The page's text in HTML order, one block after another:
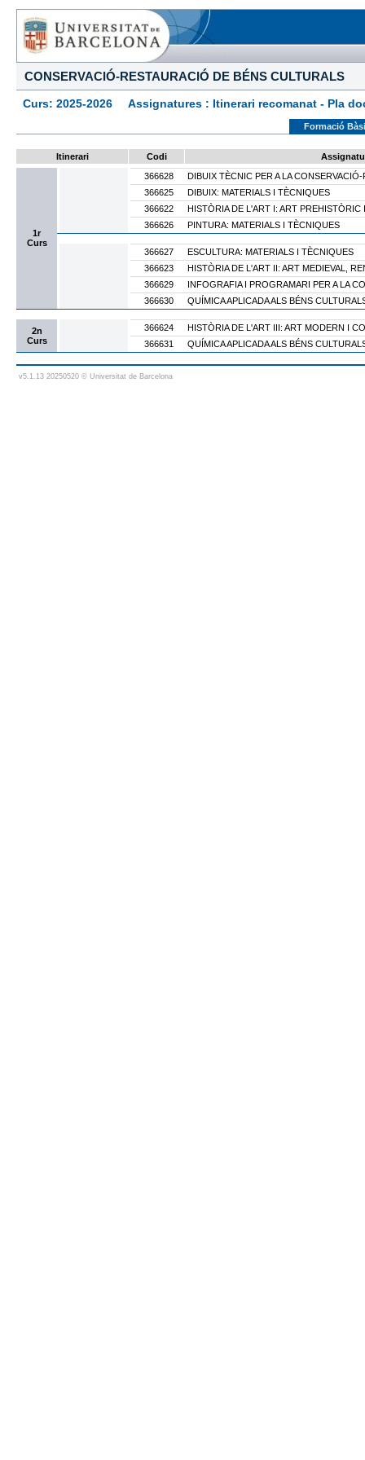
CONSERVACIÓ-RESTAURACIÓ DE BÉNS CULTURALS
Curs: 2025-2026 Assignatures : Itinerari recomanat - Pla
Formació
Itinerari Codi
1r
Curs
366628
DIBUIX TÈCNIC PER A LA
366625
DIBUIX: MATERIALS I TÈCNIQUES
366622
HISTÒRIA DE L'ART I: ART PREHISTÒRIC
366626
PINTURA: MATERIALS I TÈCNIQUES
366627
ESCULTURA: MATERIALS I TÈCNIQUES
366623
HISTÒRIA DE L'ART II: ART MEDIEVAL,
366629
INFOGRAFIA I PROGRAMARI PER A LA
366630
QUÍMICA APLICADA ALS BÉNS
2n
Curs
366624
HISTÒRIA DE L'ART III: ART MODERN I
366631
QUÍMICA APLICADA ALS BÉNS
v5.1.13 20250520 © Universitat de Barcelona